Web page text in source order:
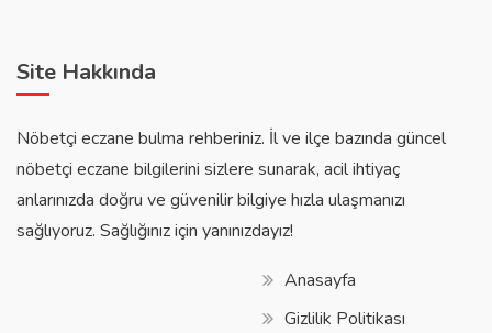
Site Hakkında
Nöbetçi eczane bulma rehberiniz. İl ve ilçe bazında güncel
nöbetçi eczane bilgilerini sizlere sunarak, acil ihtiyaç
anlarınızda doğru ve güvenilir bilgiye hızla ulaşmanızı
sağlıyoruz. Sağlığınız için yanınızdayız!
Anasayfa
Gizlilik Politikası